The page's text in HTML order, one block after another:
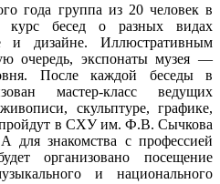
года группа из 20 человек в
курс бесед о разных видах
и дизайне. Иллюстративным
очередь, экспонаты музея —
После каждой беседы в
мастер-класс ведущих
скульптуре, графике,
в СХУ им. Ф.В. Сычкова
знакомства с профессией
организовано посещение
и национального